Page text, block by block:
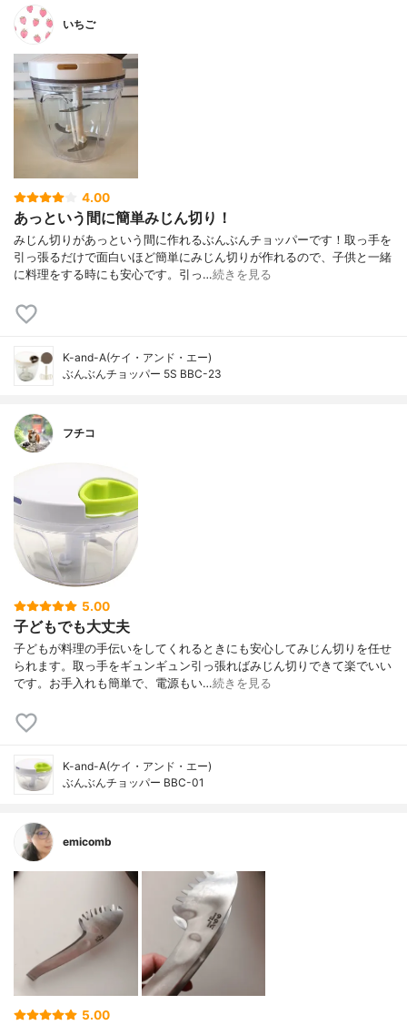
いちご
4.00
あっという間に簡単みじん切り！
みじん切りがあっという間に作れるぶんぶんチョッパーです！取っ手を
引っ張るだけで面白いほど簡単にみじん切りが作れるので、子供と一緒
に料理をする時にも安心です。引っ…続きを見る
K-and-A(ケイ・アンド・エー)
ぶんぶんチョッパー 5S BBC-23
フチコ
5.00
子どもでも大丈夫
子どもが料理の手伝いをしてくれるときにも安心してみじん切りを任せ
られます。取っ手をギュンギュン引っ張ればみじん切りできて楽でいい
です。お手入れも簡単で、電源もい…続きを見る
K-and-A(ケイ・アンド・エー)
ぶんぶんチョッパー BBC-01
emicomb
5.00